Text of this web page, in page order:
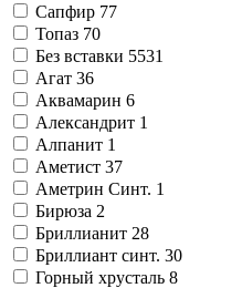
Сапфир 77
Топаз 70
Без вставки 5531
Агат 36
Аквамарин 6
Александрит 1
Алпанит 1
Аметист 37
Аметрин Синт. 1
Бирюза 2
Бриллианит 28
Бриллиант синт. 30
Горный хрусталь 8